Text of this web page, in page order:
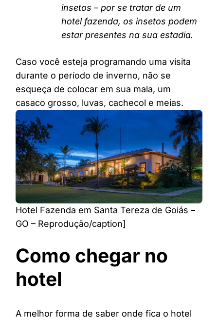
insetos – por se tratar de um
hotel fazenda, os insetos podem
estar presentes na sua estadia.
Caso você esteja programando uma visita
durante o período de inverno, não se
esqueça de colocar em sua mala, um
casaco grosso, luvas, cachecol e meias.
Hotel Fazenda em Santa Tereza de Goiás –
GO – Reprodução/caption]
Como chegar no
hotel
A melhor forma de saber onde fica o hotel